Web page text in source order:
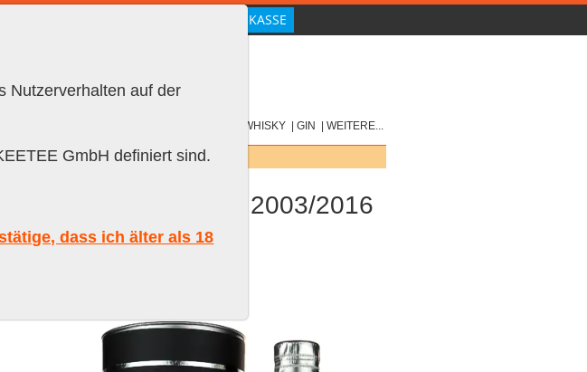
WHISKY GIN WEITERE...
Rum Sancti Spiritus 2003/2016
Nutzerverhalten auf der
GmbH definiert sind.
dass ich älter als 18